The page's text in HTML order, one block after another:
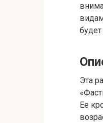
Эта
Ее